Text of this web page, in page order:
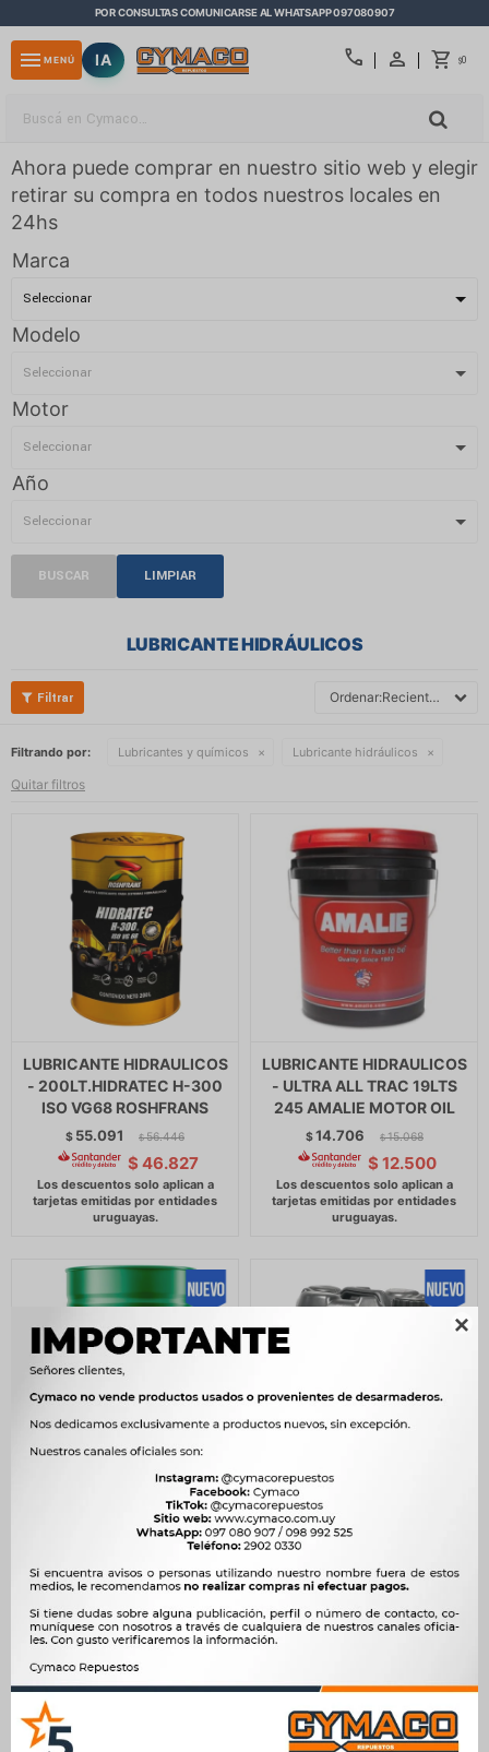

POR CONSULTAS COMUNICARSE AL WHATSAPP 097080907
call $0
menu MENÚ IA
Ahora puede comprar en nuestro sitio web y elegir
retirar su compra en todos nuestros locales en
24hs
Marca
Modelo
Motor
Año
BUSCAR LIMPIAR
LUBRICANTE HIDRÁULICOS
Recientes
Filtrando por: Lubricantes y químicos Lubricante hidráulicos
Quitar filtros
LUBRICANTE HIDRAULICOS
- 200LT.HIDRATEC H-300
ISO VG68 ROSHFRANS
$ 55.091 $ 56.446
$ 46.827
LUBRICANTE HIDRAULICOS
- ULTRA ALL TRAC 19LTS
245 AMALIE MOTOR OIL
$14.706 $ 15.068
$ 12.500
LUBRICANTE HIDRAULICOS
- IMOLA HIDRA AW46
ENVASE 200 LTS. IMOLA
$ 68.100 $ 69.775
$57.885
LUBRICANTE HIDRAULICOS
- IMOLA HIDRA AW46
ENVASE 20 LTS. IMOLA
$6.040 $ 6.189
$ 5.134
close